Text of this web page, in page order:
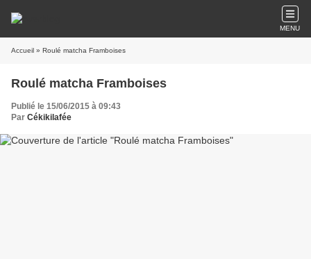
MENU
Accueil » Roulé matcha Framboises
Roulé matcha Framboises
Publié le 15/06/2015 à 09:43
Par Cékikilafée